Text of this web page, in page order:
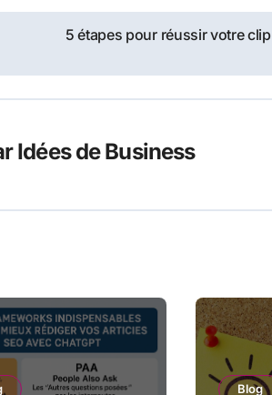
5 étapes pour réussir votre
Idées de Business
Blog